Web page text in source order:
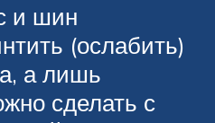
и шин
(ослабить)
а лишь
сделать с